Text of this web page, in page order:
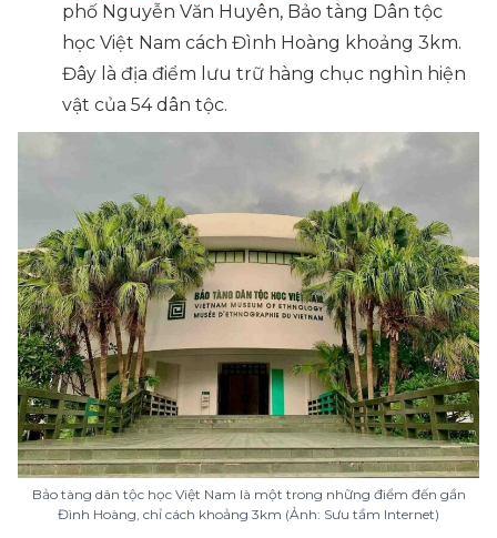
phố Nguyễn Văn Huyên, Bảo tàng Dân tộc
học Việt Nam cách Đình Hoàng khoảng 3km.
Đây là địa điểm lưu trữ hàng chục nghìn hiện
vật của 54 dân tộc.
Bảo tàng dân tộc học Việt Nam là một trong những điểm đến gần
Đình Hoàng, chỉ cách khoảng 3km (Ảnh: Sưu tầm Internet)